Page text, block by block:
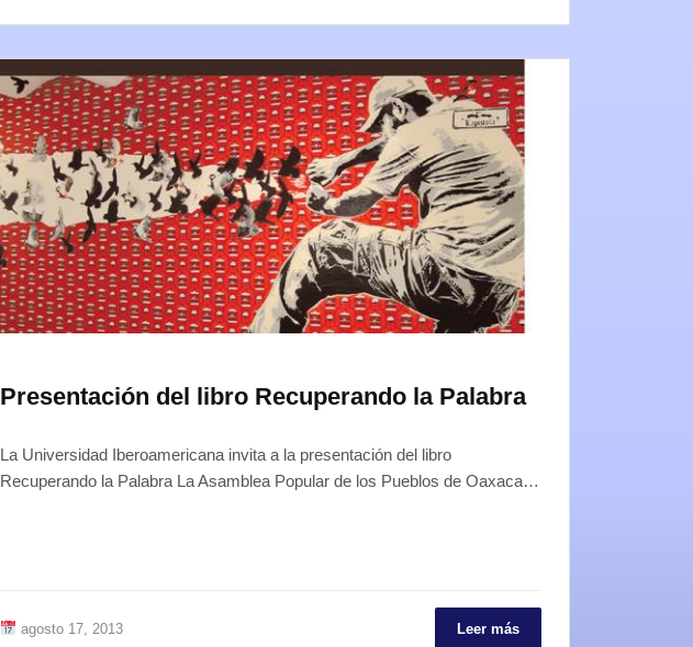
Presentación del libro Recuperando la Palabra
La Universidad Iberoamericana invita a la presentación del libro
Recuperando la Palabra La Asamblea Popular de los Pueblos de Oaxaca…
agosto 17, 2013 Leer más